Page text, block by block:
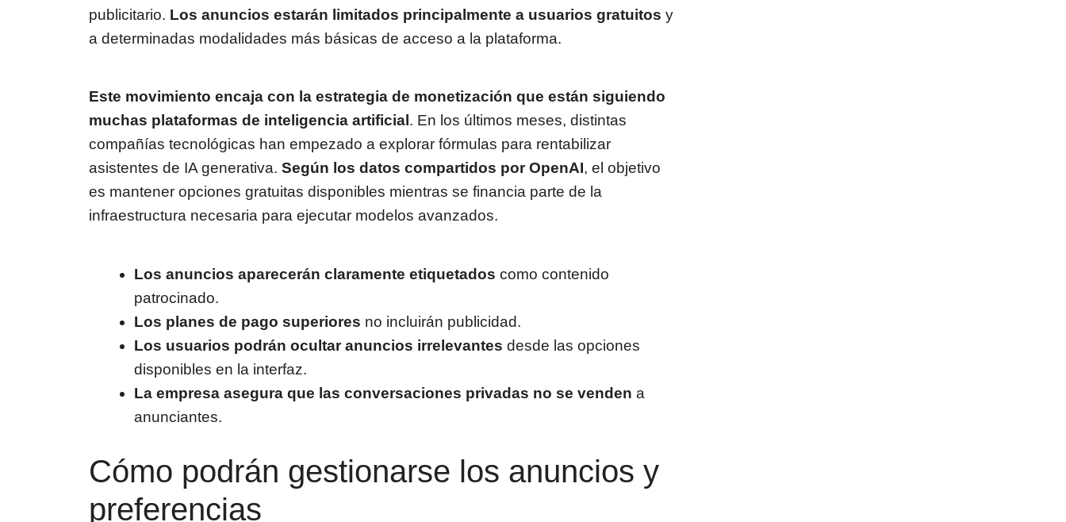
publicitario. Los anuncios estarán limitados principalmente a usuarios gratuitos y
a determinadas modalidades más básicas de acceso a la plataforma.
Este movimiento encaja con la estrategia de monetización que están siguiendo
muchas plataformas de inteligencia artificial . En los últimos meses, distintas
compañías tecnológicas han empezado a explorar fórmulas para rentabilizar
asistentes de IA generativa. Según los datos compartidos por OpenAI, el objetivo
es mantener opciones gratuitas disponibles mientras se financia parte de la
infraestructura necesaria para ejecutar modelos avanzados.
Los anuncios aparecerán claramente etiquetados como contenido
patrocinado.
Los planes de pago superiores no incluirán publicidad.
Los usuarios podrán ocultar anuncios irrelevantes desde las opciones
disponibles en la interfaz.
La empresa asegura que las conversaciones privadas no se venden a
anunciantes.
Cómo podrán gestionarse los anuncios y
preferencias